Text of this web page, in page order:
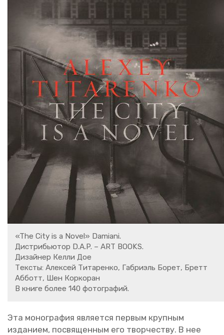
«The City is a Novel» Damiani.
Дис­три­бью­тор D.A.P. – ART BOOKS.
Ди­зай­нер Келли Дое
Тек­сты: Алек­сей Ти­та­рен­ко, Га­б­ри­эль Борет, Бретт
Аб­ботт, Шен Кор­ко­ран
В книге более 140 фо­то­гра­фий.
Эта мо­но­гра­фия яв­ля­ет­ся пер­вым круп­ным
из­да­ни­ем, по­свя­щен­ным его твор­че­ству. В нее